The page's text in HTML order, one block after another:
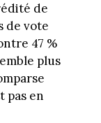
de
de vote
47 %
plus
pas en